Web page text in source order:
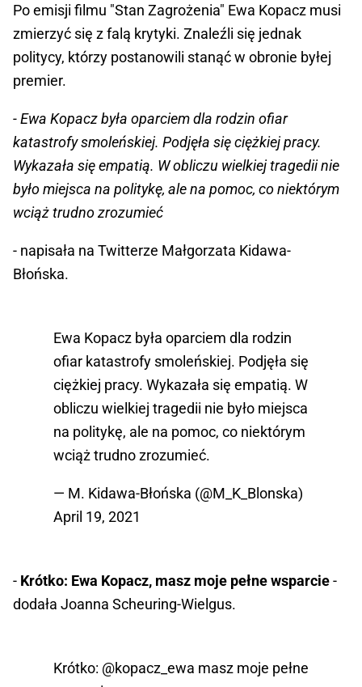
Po emisji filmu "Stan Zagrożenia" Ewa Kopacz musi
zmierzyć się z falą krytyki. Znaleźli się jednak
politycy, którzy postanowili stanąć w obronie byłej
premier.
- Ewa Kopacz była oparciem dla rodzin ofiar
katastrofy smoleńskiej. Podjęła się ciężkiej pracy.
Wykazała się empatią. W obliczu wielkiej tragedii nie
było miejsca na politykę, ale na pomoc, co niektórym
wciąż trudno zrozumieć
- napisała na Twitterze Małgorzata Kidawa-
Błońska.
Ewa Kopacz była oparciem dla rodzin
ofiar katastrofy smoleńskiej. Podjęła się
ciężkiej pracy. Wykazała się empatią. W
obliczu wielkiej tragedii nie było miejsca
na politykę, ale na pomoc, co niektórym
wciąż trudno zrozumieć.
— M. Kidawa-Błońska (@M_K_Blonska)
April 19, 2021
- Krótko: Ewa Kopacz, masz moje pełne wsparcie-
dodała Joanna Scheuring-Wielgus.
Krótko: @kopacz_ewa masz moje pełne